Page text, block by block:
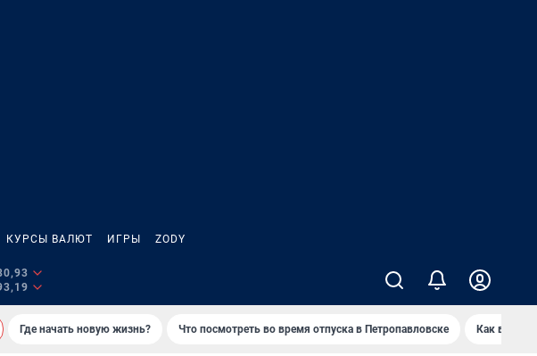
КУРСЫ ВАЛЮТ ИГРЫ ZODY
Где начать новую жизнь? Что посмотреть во время отпуска в Петропавловске Как